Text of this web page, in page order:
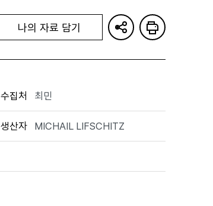
나의 자료 담기
수집처 최민
생산자 MICHAIL LIFSCHITZ